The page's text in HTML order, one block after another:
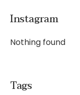
Instagram
Nothing found
Tags